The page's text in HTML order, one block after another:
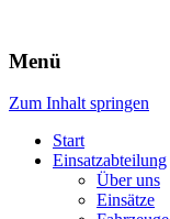
Freiwillige
v.d.H.
Menü
Zum Inhalt springen
Start
Einsatzabteilung
Über uns
Einsätze